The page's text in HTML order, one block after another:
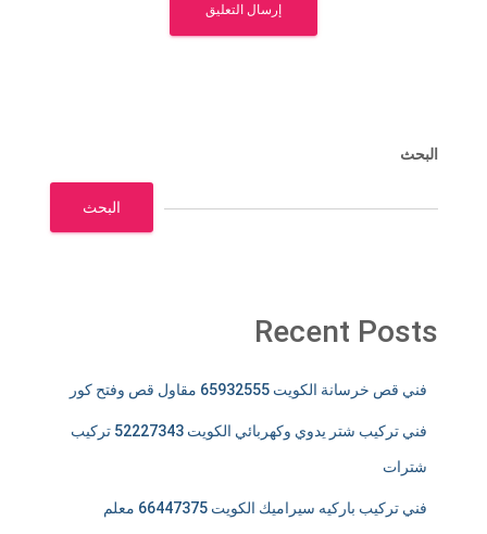
البحث
البحث
Recent Posts
فني قص خرسانة الكويت 65932555 مقاول قص وفتح كور
فني تركيب شتر يدوي وكهربائي الكويت 52227343 تركيب
شترات
فني تركيب باركيه سيراميك الكويت 66447375 معلم